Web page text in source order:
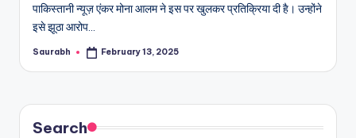
पाकिस्तानी न्यूज़ एंकर मोना आलम ने इस पर खुलकर प्रतिक्रिया दी है। उन्होंने
इसे झूठा आरोप…
Posted
Saurabh February 13, 2025
Search